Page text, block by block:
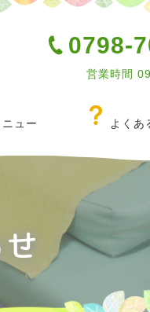
0798-
営業時間
ュー よくあ